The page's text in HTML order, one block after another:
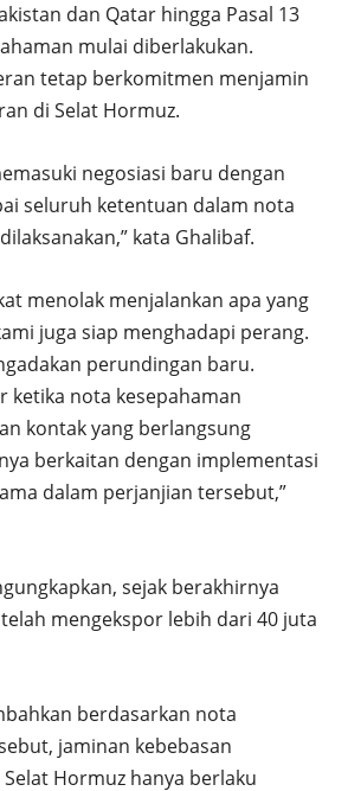
dan Qatar hingga Pasal 13
mulai diberlakukan.
tetap berkomitmen menjamin
di Selat Hormuz.
negosiasi baru dengan
seluruh ketentuan dalam nota
kata Ghalibaf.
menolak menjalankan apa yang
juga siap menghadapi perang.
perundingan baru.
ketika nota kesepahaman
kontak yang berlangsung
berkaitan dengan implementasi
dalam perjanjian tersebut,”
sejak berakhirnya
mengekspor lebih dari 40 juta
berdasarkan nota
jaminan kebebasan
Hormuz hanya berlaku